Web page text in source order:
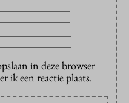
in deze browser
ik een reactie plaats.